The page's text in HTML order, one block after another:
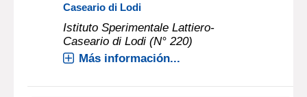
Caseario di Lodi
Istituto Sperimentale Lattiero-
Caseario di Lodi (N° 220)
Más información...